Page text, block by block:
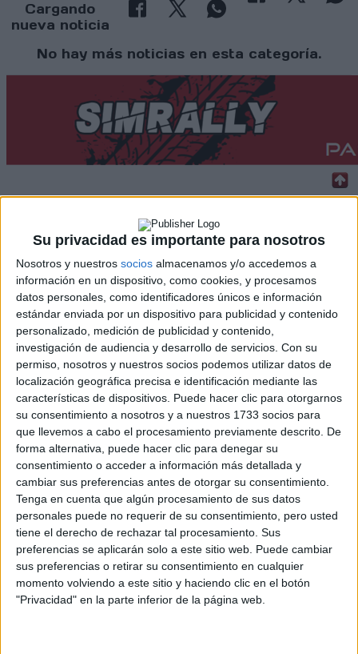
Su privacidad es importante para nosotros
Nosotros y nuestros socios almacenamos y/o accedemos a
información en un dispositivo, como cookies, y procesamos
datos personales, como identificadores únicos e información
estándar enviada por un dispositivo para publicidad y contenido
personalizado, medición de publicidad y contenido,
investigación de audiencia y desarrollo de servicios. Con su
permiso, nosotros y nuestros socios podemos utilizar datos de
localización geográfica precisa e identificación mediante las
características de dispositivos. Puede hacer clic para otorgarnos
su consentimiento a nosotros y a nuestros 1733 socios para
que llevemos a cabo el procesamiento previamente descrito. De
forma alternativa, puede hacer clic para denegar su
consentimiento o acceder a información más detallada y
cambiar sus preferencias antes de otorgar su consentimiento.
Tenga en cuenta que algún procesamiento de sus datos
personales puede no requerir de su consentimiento, pero usted
tiene el derecho de rechazar tal procesamiento. Sus
preferencias se aplicarán solo a este sitio web. Puede cambiar
sus preferencias o retirar su consentimiento en cualquier
momento volviendo a este sitio y haciendo clic en el botón
"Privacidad" en la parte inferior de la página web.
Cargando
nueva noticia
No hay más noticias en esta categoría.
WRC
S-CER
ERC
CERA
CERT
Internacionales
Campeonatos Autonómicos
Históricos
Dakar
RallyCross
Circuitos
Fórmula E
F2 / F3 / F4
Resistencia
Indycar
Otros
Producto
Producto